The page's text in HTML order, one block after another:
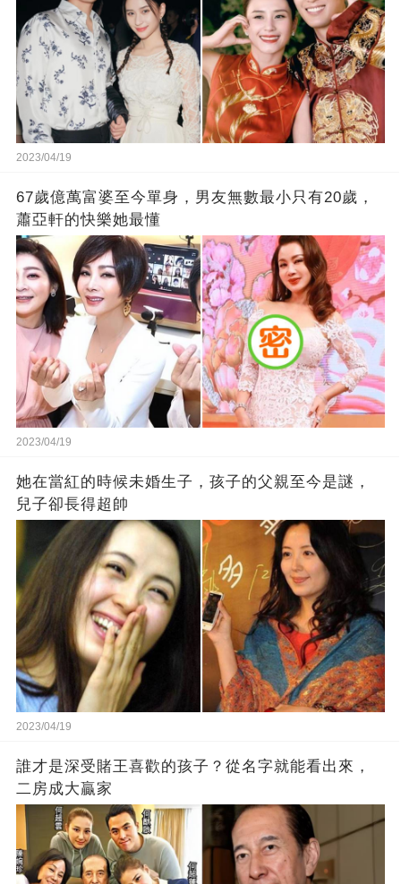
2023/04/19
67歲億萬富婆至今單身，男友無數最小只有20歲，
蕭亞軒的快樂她最懂
2023/04/19
她在當紅的時候未婚生子，孩子的父親至今是謎，
兒子卻長得超帥
2023/04/19
誰才是深受賭王喜歡的孩子？從名字就能看出來，
二房成大贏家